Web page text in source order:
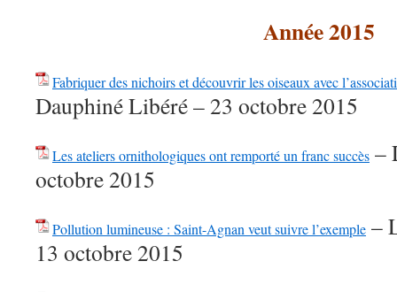
Année 2015
Fabriquer des nichoirs et découvrir les oiseaux avec
Dauphiné Libéré – 23 octobre 2015
Les ateliers ornithologiques ont remporté un franc succès –
octobre 2015
Pollution lumineuse : Saint-Agnan veut suivre l’exemple –
13 octobre 2015